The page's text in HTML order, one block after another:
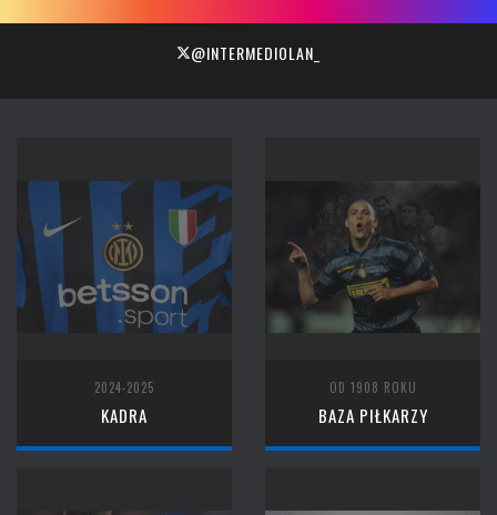
@INTERMEDIOLAN_
2024-2025
KADRA
OD 1908 ROKU
BAZA PIŁKARZY